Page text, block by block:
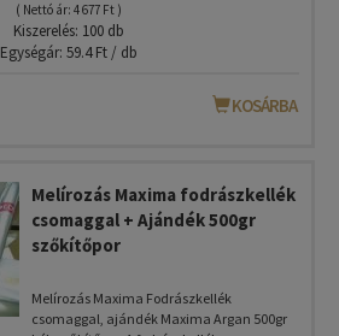
( Nettó ár: 4 677 Ft )
Kiszerelés: 100 db
Egységár: 59.4 Ft / db
KOSÁRBA
Melírozás Maxima fodrászkellék
csomaggal + Ajándék 500gr
szőkítőpor
Melírozás Maxima Fodrászkellék
csomaggal, ajándék Maxima Argan 500gr